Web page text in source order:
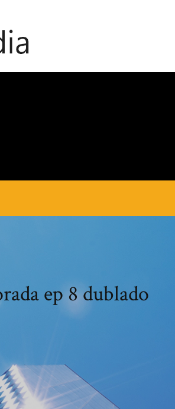
ep 8 dublado